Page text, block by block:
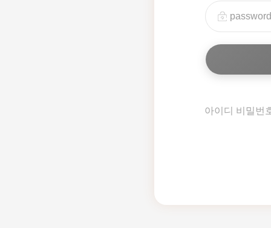
아이디 비밀번